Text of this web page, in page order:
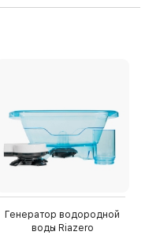
Генератор водородной
воды Riazero